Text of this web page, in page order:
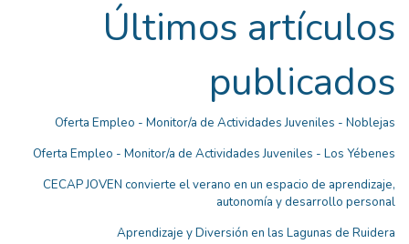
Últimos artículos
publicados
Oferta Empleo - Monitor/a de Actividades Juveniles - Noblejas
Oferta Empleo - Monitor/a de Actividades Juveniles - Los Yébenes
CECAP JOVEN convierte el verano en un espacio de aprendizaje,
autonomía y desarrollo personal
Aprendizaje y Diversión en las Lagunas de Ruidera